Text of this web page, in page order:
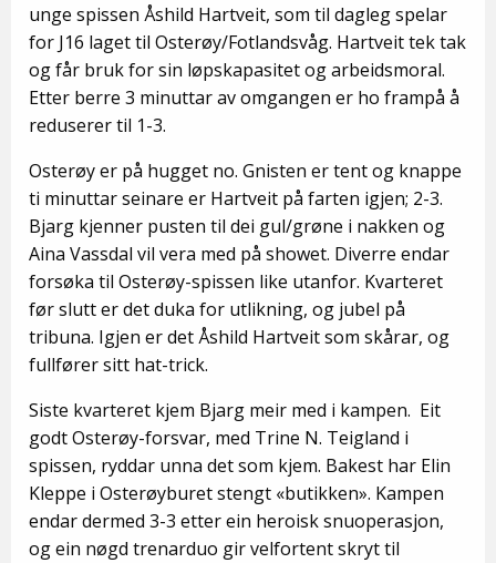
unge spissen Åshild Hartveit, som til dagleg spelar
for J16 laget til Osterøy/Fotlandsvåg. Hartveit tek tak
og får bruk for sin løpskapasitet og arbeidsmoral.
Etter berre 3 minuttar av omgangen er ho frampå å
reduserer til 1-3.
Osterøy er på hugget no. Gnisten er tent og knappe
ti minuttar seinare er Hartveit på farten igjen; 2-3.
Bjarg kjenner pusten til dei gul/grøne i nakken og
Aina Vassdal vil vera med på showet. Diverre endar
forsøka til Osterøy-spissen like utanfor. Kvarteret
før slutt er det duka for utlikning, og jubel på
tribuna. Igjen er det Åshild Hartveit som skårar, og
fullfører sitt hat-trick.
Siste kvarteret kjem Bjarg meir med i kampen. Eit
godt Osterøy-forsvar, med Trine N. Teigland i
spissen, ryddar unna det som kjem. Bakest har Elin
Kleppe i Osterøyburet stengt «butikken». Kampen
endar dermed 3-3 etter ein heroisk snuoperasjon,
og ein nøgd trenarduo gir velfortent skryt til